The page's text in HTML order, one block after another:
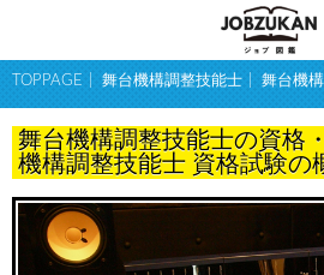
TOPPAGE 舞台機構調整技能士 舞台機
舞台機構調整技能士の資格
機構調整技能士 資格試験の